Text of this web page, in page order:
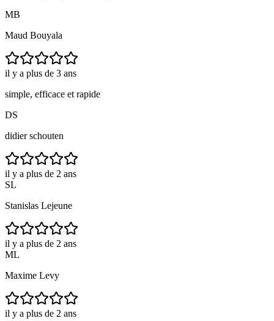
MB
Maud Bouyala
il y a plus de 3 ans
simple, efficace et rapide
DS
didier schouten
il y a plus de 2 ans
SL
Stanislas Lejeune
il y a plus de 2 ans
ML
Maxime Levy
il y a plus de 2 ans